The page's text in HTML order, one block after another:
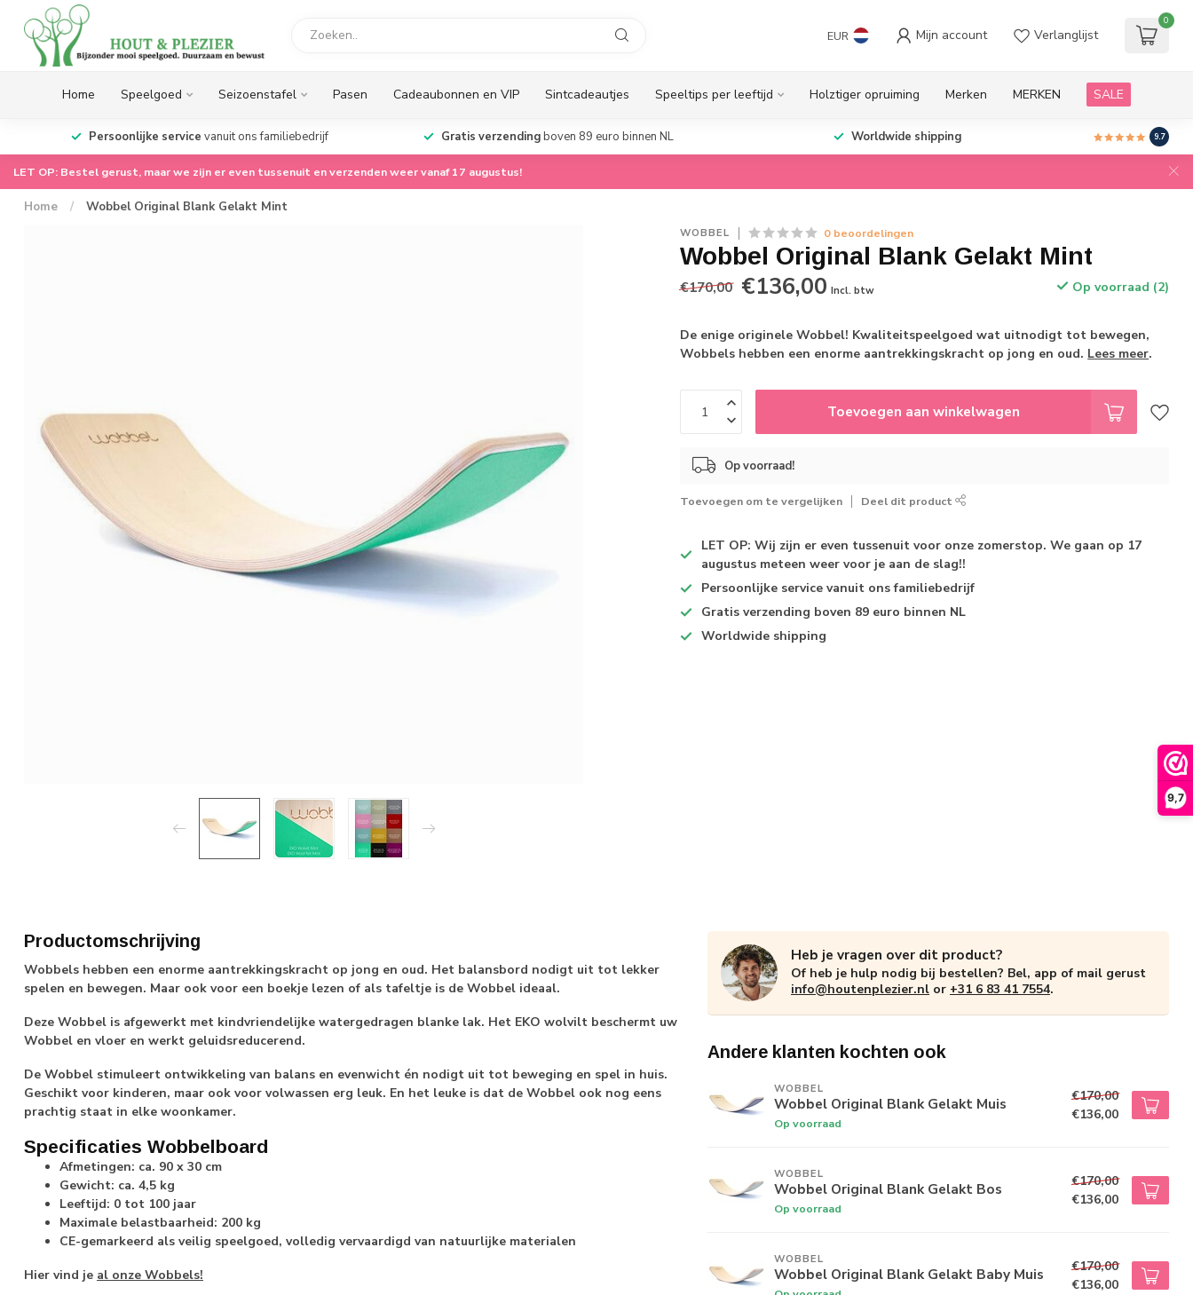
9,7
EUR Mijn account Verlanglijst
0
Home Speelgoed Seizoenstafel Pasen Cadeaubonnen en VIP Sintcadeautjes Speeltips per leeftijd Holztiger opruiming Merken MERKEN SALE
Persoonlijke service vanuit ons familiebedrijf Gratis verzendingboven 89 euro binnen NL Worldwide shipping 9.7
LET OP: Bestel gerust, maar we zijn er even tussenuit en verzenden weer vanaf 17 augustus!
Home / Wobbel Original Blank Gelakt Mint
WOBBEL 0 beoordelingen
Wobbel Original Blank Gelakt Mint
€170,00 €136,00 Incl. btw Op voorraad (2)
De enige originele Wobbel! Kwaliteitspeelgoed wat uitnodigt tot bewegen,
Wobbels hebben een enorme aantrekkingskracht op jong en oud. Lees meer.
Toevoegen aan winkelwagen
Op voorraad!
Toevoegen om te vergelijken Deel dit product
LET OP: Wij zijn er even tussenuit voor onze zomerstop. We gaan op 17
augustus meteen weer voor je aan de slag!!
Persoonlijke service vanuit ons familiebedrijf
Gratis verzending boven 89 euro binnen NL
Worldwide shipping
Productomschrijving
Wobbels hebben een enorme aantrekkingskracht op jong en oud. Het balansbord nodigt uit tot lekker
spelen en bewegen. Maar ook voor een boekje lezen of als tafeltje is de Wobbel ideaal.
Deze Wobbel is afgewerkt met kindvriendelijke watergedragen blanke lak. Het EKO wolvilt beschermt uw
Wobbel en vloer en werkt geluidsreducerend.
De Wobbel stimuleert ontwikkeling van balans en evenwicht én nodigt uit tot beweging en spel in huis.
Geschikt voor kinderen, maar ook voor volwassen erg leuk. En het leuke is dat de Wobbel ook nog eens
prachtig staat in elke woonkamer.
Specificaties Wobbelboard
Afmetingen: ca. 90 x 30 cm
Gewicht: ca. 4,5 kg
Leeftijd: 0 tot 100 jaar
Maximale belastbaarheid: 200 kg
CE-gemarkeerd als veilig speelgoed, volledig vervaardigd van natuurlijke materialen
Hier vind je al onze Wobbels!
Heb je vragen over dit product?
Of heb je hulp nodig bij bestellen? Bel, app of mail gerust
info@houtenplezier.nl or +31 6 83 41 7554.
Andere klanten kochten ook
WOBBEL
Wobbel Original Blank Gelakt Muis
Op voorraad
€170,00
€136,00
WOBBEL
Wobbel Original Blank Gelakt Bos
Op voorraad
€170,00
€136,00
WOBBEL
Wobbel Original Blank Gelakt Baby Muis
€170,00
€136,00